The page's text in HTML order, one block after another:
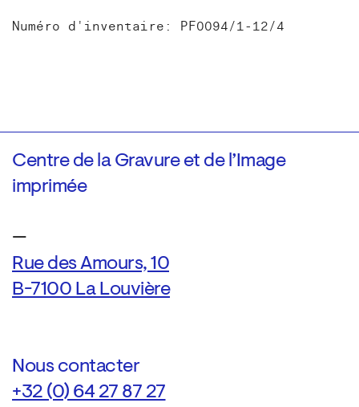
Numéro d'inventaire: PF0094/1-12/4
Centre de la Gravure et de l’Image
imprimée
—
Rue des Amours, 10
B-7100 La Louvière
Nous contacter
+32 (0) 64 27 87 27